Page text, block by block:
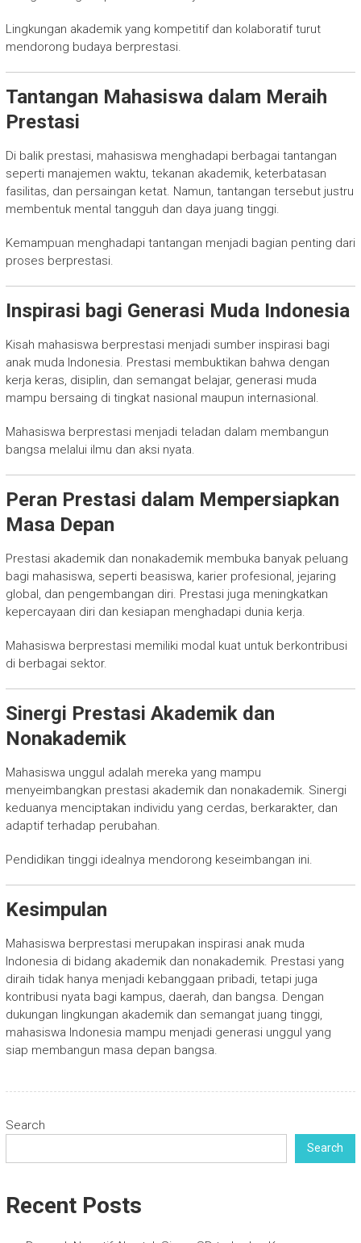
Lingkungan akademik yang kompetitif dan kolaboratif turut
mendorong budaya berprestasi.
Tantangan Mahasiswa dalam Meraih
Prestasi
Di balik prestasi, mahasiswa menghadapi berbagai tantangan
seperti manajemen waktu, tekanan akademik, keterbatasan
fasilitas, dan persaingan ketat. Namun, tantangan tersebut justru
membentuk mental tangguh dan daya juang tinggi.
Kemampuan menghadapi tantangan menjadi bagian penting dari
proses berprestasi.
Inspirasi bagi Generasi Muda Indonesia
Kisah mahasiswa berprestasi menjadi sumber inspirasi bagi
anak muda Indonesia. Prestasi membuktikan bahwa dengan
kerja keras, disiplin, dan semangat belajar, generasi muda
mampu bersaing di tingkat nasional maupun internasional.
Mahasiswa berprestasi menjadi teladan dalam membangun
bangsa melalui ilmu dan aksi nyata.
Peran Prestasi dalam Mempersiapkan
Masa Depan
Prestasi akademik dan nonakademik membuka banyak peluang
bagi mahasiswa, seperti beasiswa, karier profesional, jejaring
global, dan pengembangan diri. Prestasi juga meningkatkan
kepercayaan diri dan kesiapan menghadapi dunia kerja.
Mahasiswa berprestasi memiliki modal kuat untuk berkontribusi
di berbagai sektor.
Sinergi Prestasi Akademik dan
Nonakademik
Mahasiswa unggul adalah mereka yang mampu
menyeimbangkan prestasi akademik dan nonakademik. Sinergi
keduanya menciptakan individu yang cerdas, berkarakter, dan
adaptif terhadap perubahan.
Pendidikan tinggi idealnya mendorong keseimbangan ini.
Kesimpulan
Mahasiswa berprestasi merupakan inspirasi anak muda
Indonesia di bidang akademik dan nonakademik. Prestasi yang
diraih tidak hanya menjadi kebanggaan pribadi, tetapi juga
kontribusi nyata bagi kampus, daerah, dan bangsa. Dengan
dukungan lingkungan akademik dan semangat juang tinggi,
mahasiswa Indonesia mampu menjadi generasi unggul yang
siap membangun masa depan bangsa.
Search
Search
Recent Posts